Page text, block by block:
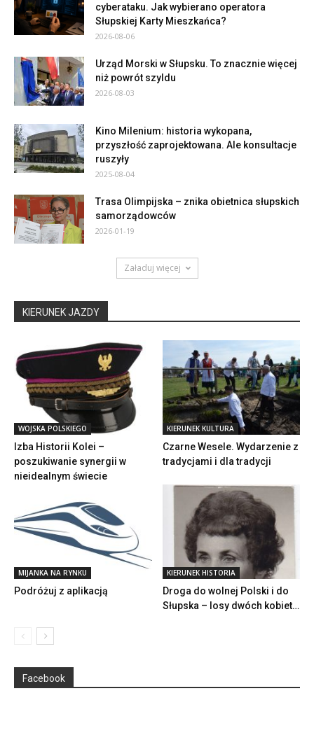
cyberataku. Jak wybierano operatora
Słupskiej Karty Mieszkańca?
2026-08-06
Urząd Morski w Słupsku. To znacznie więcej
niż powrót szyldu
2026-08-03
Kino Milenium: historia wykopana,
przyszłość zaprojektowana. Ale konsultacje
ruszyły
2025-08-04
Trasa Olimpijska – znika obietnica słupskich
samorządowców
2026-01-19
Załaduj więcej
KIERUNEK JAZDY
WOJSKA POLSKIEGO
Izba Historii Kolei –
poszukiwanie synergii w
nieidealnym świecie
KIERUNEK KULTURA
Czarne Wesele. Wydarzenie z
tradycjami i dla tradycji
MIJANKA NA RYNKU
Podróżuj z aplikacją
KIERUNEK HISTORIA
Droga do wolnej Polski i do
Słupska – losy dwóch kobiet…
Facebook